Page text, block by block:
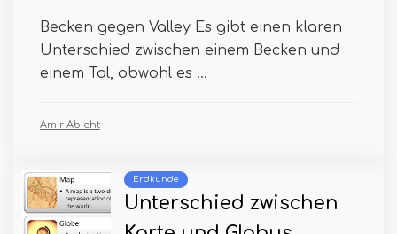
Becken gegen Valley Es gibt einen klaren
Unterschied zwischen einem Becken und
einem Tal, obwohl es ...
Amir Abicht
Erdkunde
Unterschied zwischen